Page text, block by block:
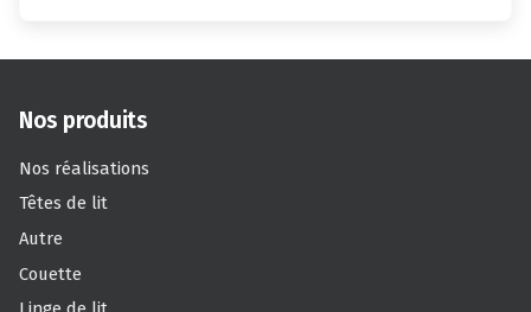
Nos produits
Nos réalisations
Têtes de lit
Autre
Couette